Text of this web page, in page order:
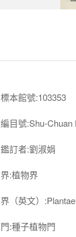
標本館號:103353
編目號:Shu-Chuan
鑑訂者:劉淑娟
界:植物界
界（英文）:Plantae
門:種子植物門